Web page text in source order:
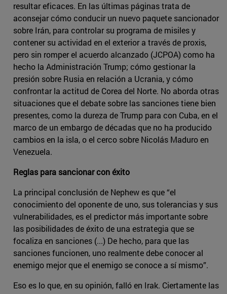
resultar eficaces. En las últimas páginas trata de
aconsejar cómo conducir un nuevo paquete sancionador
sobre Irán, para controlar su programa de misiles y
contener su actividad en el exterior a través de proxis,
pero sin romper el acuerdo alcanzado (JCPOA) como ha
hecho la Administración Trump; cómo gestionar la
presión sobre Rusia en relación a Ucrania, y cómo
confrontar la actitud de Corea del Norte. No aborda otras
situaciones que el debate sobre las sanciones tiene bien
presentes, como la dureza de Trump para con Cuba, en el
marco de un embargo de décadas que no ha producido
cambios en la isla, o el cerco sobre Nicolás Maduro en
Venezuela.
Reglas para sancionar con éxito
La principal conclusión de Nephew es que “el
conocimiento del oponente de uno, sus tolerancias y sus
vulnerabilidades, es el predictor más importante sobre
las posibilidades de éxito de una estrategia que se
focaliza en sanciones (...) De hecho, para que las
sanciones funcionen, uno realmente debe conocer al
enemigo mejor que el enemigo se conoce a sí mismo”.
Eso es lo que, en su opinión, falló en Irak. Ciertamente las